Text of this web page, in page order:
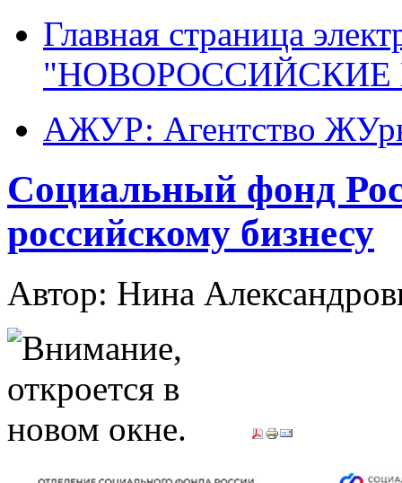
Главная страница
"НОВОРОССИЙСКИЕ
АЖУР: Агентство
Социальный фонд
российскому бизнесу
Автор: Нина